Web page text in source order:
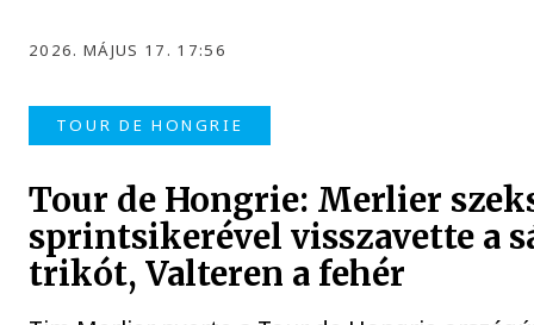
2026. MÁJUS 17. 17:56
TOUR DE HONGRIE
Tour de Hongrie: Merlier
sprintsikerével visszavette a
trikót, Valteren a fehér